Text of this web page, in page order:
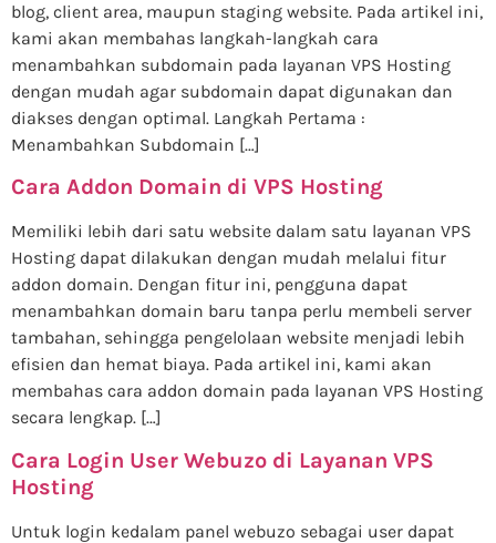
blog, client area, maupun staging website. Pada artikel ini,
kami akan membahas langkah-langkah cara
menambahkan subdomain pada layanan VPS Hosting
dengan mudah agar subdomain dapat digunakan dan
diakses dengan optimal. Langkah Pertama :
Menambahkan Subdomain […]
Cara Addon Domain di VPS Hosting
Memiliki lebih dari satu website dalam satu layanan VPS
Hosting dapat dilakukan dengan mudah melalui fitur
addon domain. Dengan fitur ini, pengguna dapat
menambahkan domain baru tanpa perlu membeli server
tambahan, sehingga pengelolaan website menjadi lebih
efisien dan hemat biaya. Pada artikel ini, kami akan
membahas cara addon domain pada layanan VPS Hosting
secara lengkap. […]
Cara Login User Webuzo di Layanan VPS
Hosting
Untuk login kedalam panel webuzo sebagai user dapat